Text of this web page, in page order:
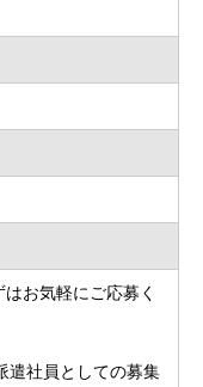
お気軽にご応募く
遣社員としての募集